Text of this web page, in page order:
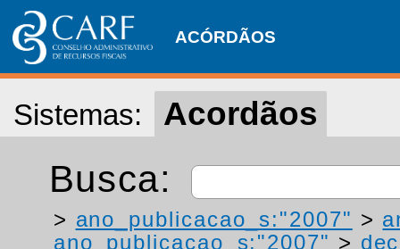
ACÓRDÃOS
Sistemas: Acordãos
Busca:
> ano_publicacao_s:"2007" >
ano_publicacao_s:"2007" >